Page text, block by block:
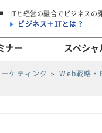
ITと経営の融合でビジネスの
ビジネス＋ITとは？
ナー スペシャ
ケティング Web戦略・